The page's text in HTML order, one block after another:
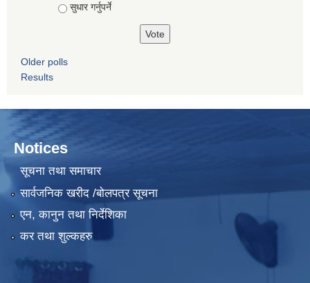
सुधार गर्नुपर्ने
Older polls
Results
Notices
सूचना तथा समाचार
सार्वजनिक खरीद /बोलपत्र सूचना
एन, कानुन तथा निर्देशिका
कर तथा शुल्कहरु